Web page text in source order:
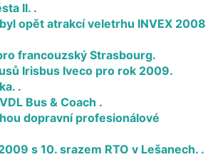
II. .
opět atrakcí veletrhu INVEX 2008
francouzský Strasbourg.
Irisbus Iveco pro rok 2009.
.
Bus & Coach .
dopravní profesionálové
s 10. srazem RTO v Lešanech. .